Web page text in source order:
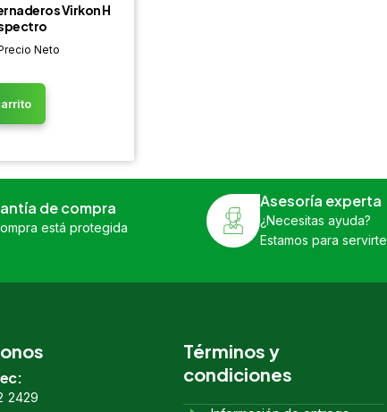
Virkon H
Neto
de compra
está protegida
Asesoría experta
¿Necesitas ayuda?
Estamos para servirte
2429
Términos y
condiciones